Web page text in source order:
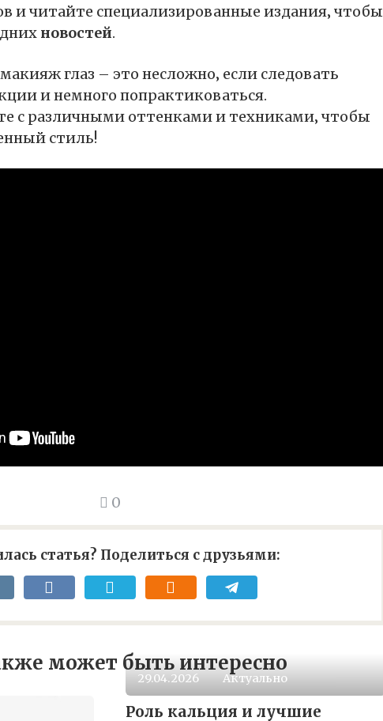
и читайте специализированные издания‚ чтобы
новостей.
глаз – это несложно‚ если следовать
и немного попрактиковаться.
с различными оттенками и техниками‚ чтобы
стиль!
0
статья? Поделиться с друзьями:
может быть интересно
29.04.2026 Актуально
Роль кальция и лучшие